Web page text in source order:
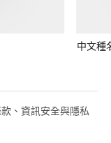
中文種
、資訊安全與隱私